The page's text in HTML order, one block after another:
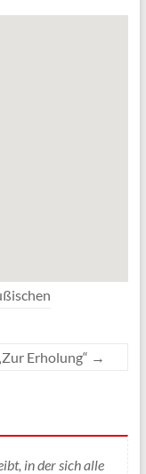
Erholung“ →
in der sich alle